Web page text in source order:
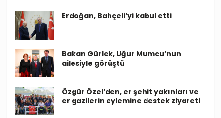
Erdoğan, Bahçeli’yi kabul etti
Bakan Gürlek, Uğur Mumcu’nun
ailesiyle görüştü
Özgür Özel’den, er şehit yakınları ve
er gazilerin eylemine destek ziyareti